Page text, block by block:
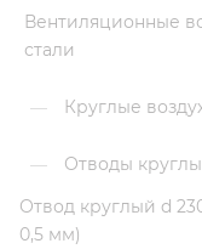
Вентиляционные
стали
— Круглые
— Отводы
Отвод круглый d
0,5 мм)